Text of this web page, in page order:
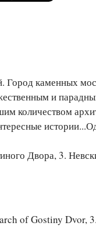
Город каменных
и
количеством
Двора, 3.
of Gostiny Dvor,